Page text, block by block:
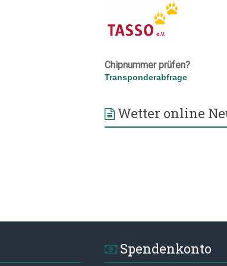
Chipnummer prüfen?
Transponderabfrage
Wetter online
Spendenkonto